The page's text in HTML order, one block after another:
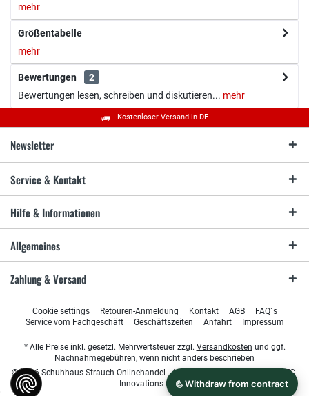
mehr
Größentabelle
mehr
Bewertungen
2
Bewertungen lesen, schreiben und diskutieren... mehr
Kostenloser Versand in DE
Newsletter
Service & Kontakt
Hilfe & Informationen
Allgemeines
Zahlung & Versand
Cookie settings Retouren-Anmeldung Kontakt AGB
FAQ´s
Service vom Fachgeschäft
Geschäftszeiten Anfahrt Impressum
* Alle Preise inkl. gesetzl. Mehrwertsteuer zzgl. Versandkosten und ggf.
Nachnahmegebühren, wenn nicht anders beschrieben
© 2026 Schuhhaus Strauch Onlinehandel - All Rights Reserved. Design by
TC-
Innovations GmbH